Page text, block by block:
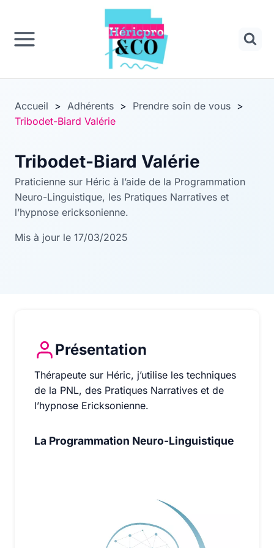
Panneau de gestion des cookies
contenu
Accueil > Adhérents > Prendre soin de vous >
Tribodet-Biard Valérie
Tribodet-Biard Valérie
Praticienne sur Héric à l’aide de la Programmation
Neuro-Linguistique, les Pratiques Narratives et
l’hypnose ericksonienne.
Mis à jour le 17/03/2025
Présentation
Thérapeute sur Héric, j’utilise les techniques de la
Thérapeute sur Héric, j’utilise les techniques
de la PNL, des Pratiques Narratives et de
l’hypnose Ericksonienne.
La Programmation Neuro-Linguistique